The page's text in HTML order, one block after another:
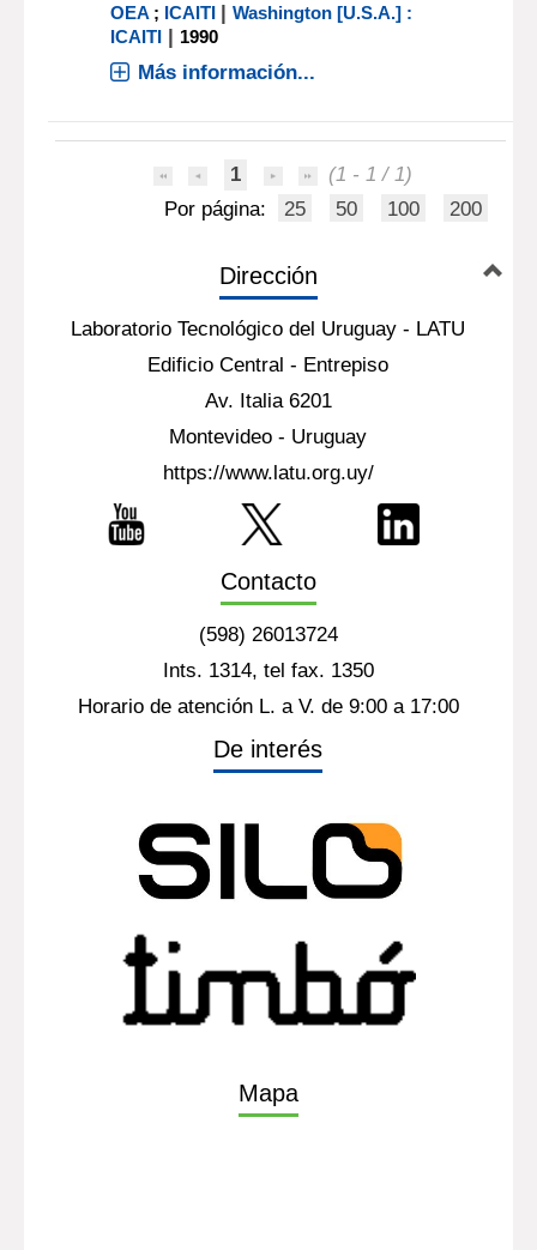
OEA ; ICAITI |Washington [U.S.A.] :
ICAITI | 1990
Más información...
1
(1 - 1 / 1)
Por página:
25 50 100 200
Dirección
Laboratorio Tecnológico del Uruguay - LATU
Edificio Central - Entrepiso
Av. Italia 6201
Montevideo - Uruguay
https://www.latu.org.uy/
Contacto
(598) 26013724
Ints. 1314, tel fax. 1350
Horario de atención L. a V. de 9:00 a 17:00
De interés
Mapa